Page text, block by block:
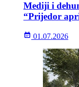
Mediji i
“Prijedor
01.07.2026